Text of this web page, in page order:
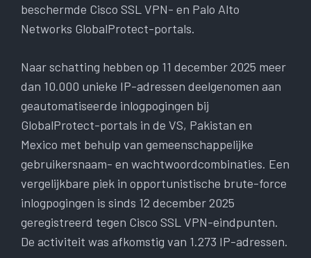
beschermde Cisco SSL VPN- en Palo Alto
Networks GlobalProtect-portals.
Naar schatting hebben op 11 december 2025 meer
dan 10.000 unieke IP-adressen deelgenomen aan
geautomatiseerde inlogpogingen bij
GlobalProtect-portals in de VS, Pakistan en
Mexico met behulp van gemeenschappelijke
gebruikersnaam- en wachtwoordcombinaties. Een
vergelijkbare piek in opportunistische brute-force
inlogpogingen is sinds 12 december 2025
geregistreerd tegen Cisco SSL VPN-eindpunten.
De activiteit was afkomstig van 1.273 IP-adressen.